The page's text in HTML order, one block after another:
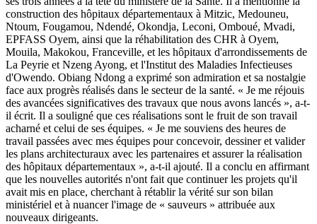
construction des hôpitaux départementaux à Mitzic, Medouneu,
Ntoum, Fougamou, Ndendé, Okondja, Leconi, Omboué, Mvadi,
EPFASS Oyem, ainsi que la réhabilitation des CHR à Oyem,
Mouila, Makokou, Franceville, et les hôpitaux d'arrondissements de
La Peyrie et Nzeng Ayong, et l'Institut des Maladies Infectieuses
d'Owendo. Obiang Ndong a exprimé son admiration et sa nostalgie
face aux progrès réalisés dans le secteur de la santé. « Je me réjouis
des avancées significatives des travaux que nous avons lancés », a-t-
il écrit. Il a souligné que ces réalisations sont le fruit de son travail
acharné et celui de ses équipes. « Je me souviens des heures de
travail passées avec mes équipes pour concevoir, dessiner et valider
les plans architecturaux avec les partenaires et assurer la réalisation
des hôpitaux départementaux », a-t-il ajouté. Il a conclu en affirmant
que les nouvelles autorités n'ont fait que continuer les projets qu'il
avait mis en place, cherchant à rétablir la vérité sur son bilan
ministériel et à nuancer l'image de « sauveurs » attribuée aux
nouveaux dirigeants.